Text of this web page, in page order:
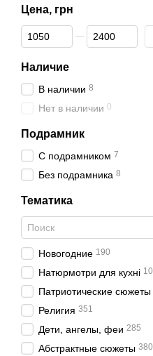
Цена, грн
От Цена, грн
До Цена, грн
Наличие
В наличии 8
Нет в наличии 0
Подрамник
С подрамником 7
Без подрамника 8
Тематика
Новогодние 190
Натюрмотри для кухні 10
Патриотические сюжеты
Религия 351
Дети, ангелы, феи 285
Абстрактные сюжеты 380